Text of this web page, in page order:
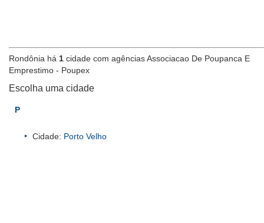
Rondônia há 1 cidade com agências Associacao De Poupanca E
Emprestimo - Poupex
Escolha uma cidade
P
Cidade: Porto Velho